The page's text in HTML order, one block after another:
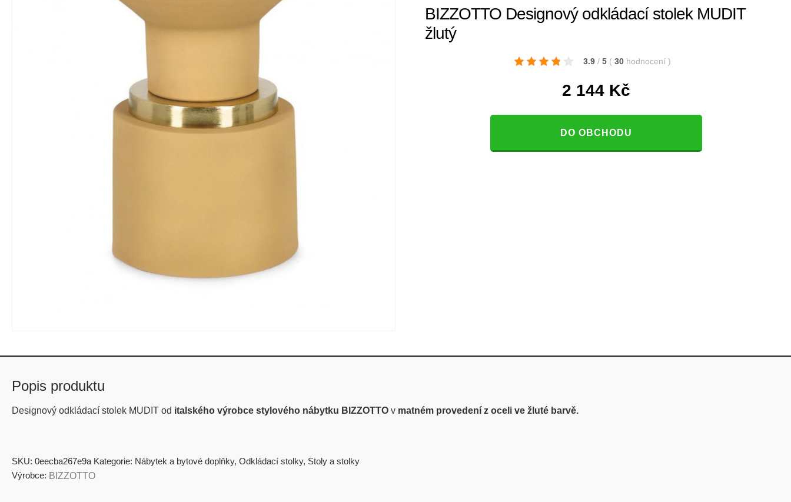
BIZZOTTO Designový odkládací stolek MUDIT
žlutý
3.9 / 5 ( 30 hodnocení )
2 144 Kč
DO OBCHODU
Popis produktu
Designový odkládací stolek MUDIT od italského výrobce stylového nábytku BIZZOTTO v matném provedení z oceli ve žluté barvě.
SKU: 0eecba267e9a Kategorie: Nábytek a bytové doplňky, Odkládací stolky, Stoly a stolky
Výrobce: BIZZOTTO